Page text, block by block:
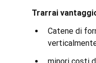
Trarrai
Catene di